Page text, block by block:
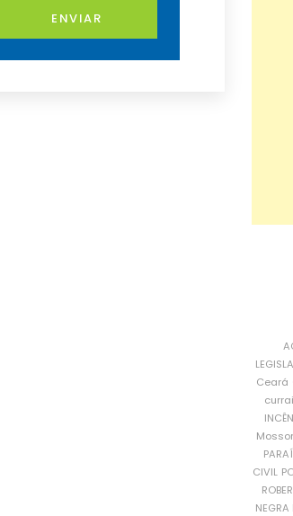
ENVIAR
Ceará
CIVIL
NEGRA